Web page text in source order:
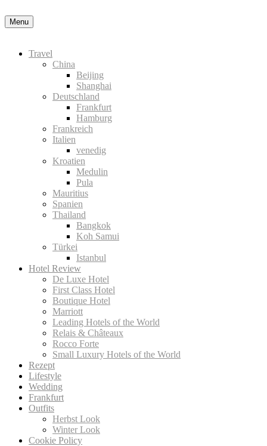
Menu
Travel
China
Beijing
Shanghai
Deutschland
Frankfurt
Hamburg
Frankreich
Italien
venedig
Kroatien
Medulin
Pula
Mauritius
Spanien
Thailand
Bangkok
Koh Samui
Türkei
Istanbul
Hotel Review
De Luxe Hotel
First Class Hotel
Boutique Hotel
Marriott
Leading Hotels of the World
Relais & Châteaux
Rocco Forte
Small Luxury Hotels of the World
Rezept
Lifestyle
Wedding
Frankfurt
Outfits
Herbst Look
Winter Look
Cookie Policy
Okay, thanks